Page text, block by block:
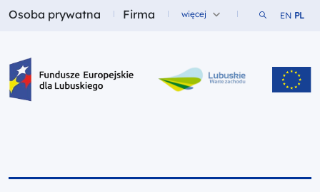
Fundusze dla
Osoba prywatna Fundusze dla
Firma więcej Szukaj w
EN PL
Fundusze Europejskie dla Lubuskiego